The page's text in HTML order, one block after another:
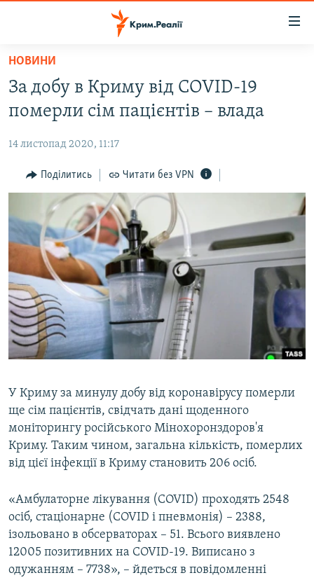
Перейти
основного
матеріалу
до
навігації
Перейти
до
пошуку
НОВИНИ
ВОДА.КРИМ
ВІДЕО ТА ФОТО
ПОЛІТИКА
БЛОГИ
ІНТЕРВ'Ю
ВСЕ ЗА ДЕНЬ
СПЕЦПРОЕКТИ
ДЕПОРТАЦІЯ
ВІДЕОУРОКИ «ELIFBE»
СВІДЧЕННЯ ОКУПАЦІЇ
ІНФОГРАФІКА
ЯК ОБІЙТИ БЛОКУВАННЯ
Русский
Qırımtatar
ДОЛУЧАЙСЯ!
Усі сайти RFE/RL
НОВИНИ
За добу в Криму від COVID-19
померли сім пацієнтів – влада
14 листопад 2020, 11:17
Поділитись Читати без VPN
У Криму за минулу добу від коронавірусу померли
ще сім пацієнтів, свідчать дані щоденного
моніторингу російського Мінохоронздоров'я
Криму. Таким чином, загальна кількість, померлих
від цієї інфекції в Криму становить 206 осіб.
«Амбулаторне лікування (COVID) проходять 2548
осіб, стаціонарне (COVID і пневмонія) – 2388,
ізольовано в обсерваторах – 51. Всього виявлено
12005 позитивних на COVID-19. Виписано з
одужанням – 7738», – йдеться в повідомленні